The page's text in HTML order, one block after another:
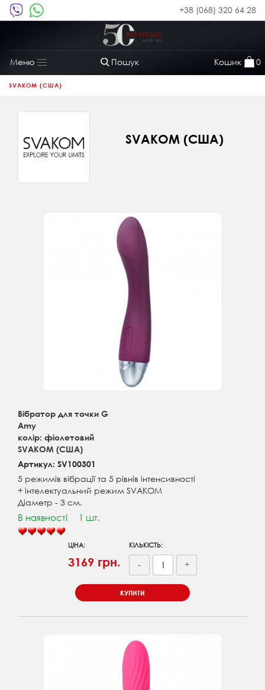
+38 (068) 320 64 28
Пошук Кошик 0
Меню
Toggle
navigation
SVAKOM (США)
SVAKOM (США)
Вібратор для точки G
Amy
колір: фіолетовий
SVAKOM (США)
Артикул: SV100301
5 режимів вібрації та 5 рівнів інтенсивності
+ інтелектуальний режим SVAKOM
Діаметр - 3 см.
В наявності 1 шт.
ЦІНА:
3169 грн.
КІЛЬКІСТЬ:
- +
КУПИТИ